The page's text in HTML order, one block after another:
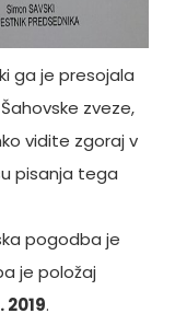
ga je presojala
zveze,
vidite zgoraj v
pisanja tega
pogodba je
je položaj
2019.